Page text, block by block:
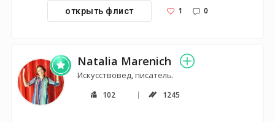
открыть флист 1 0
Natalia Marenich
Искусствовед, писатель.
102 1245